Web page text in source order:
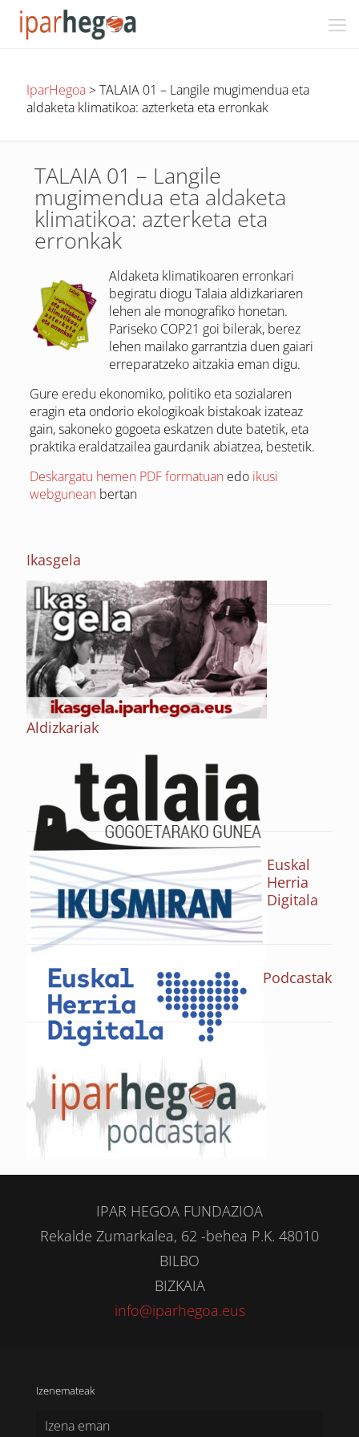
IparHegoa>TALAIA 01 – Langile mugimendua eta
aldaketa klimatikoa: azterketa eta erronkak
TALAIA 01 – Langile
mugimendua eta aldaketa
klimatikoa: azterketa eta
erronkak
Aldaketa klimatikoaren erronkari
begiratu diogu Talaia aldizkariaren
lehen ale monografiko honetan.
Pariseko COP21 goi bilerak, berez
lehen mailako garrantzia duen gaiari
erreparatzeko aitzakia eman digu.
Gure eredu ekonomiko, politiko eta sozialaren
eragin eta ondorio ekologikoak bistakoak izateaz
gain, sakoneko gogoeta eskatzen dute batetik, eta
praktika eraldatzailea gaurdanik abiatzea, bestetik.
Deskargatu hemen PDF formatuan edo ikusi
webguneanbertan
Ikasgela
Aldizkariak
Euskal
Herria
Digitala
Podcastak
IPAR HEGOA FUNDAZIOA
Rekalde Zumarkalea, 62 -behea P.K. 48010
BILBO
BIZKAIA
info@iparhegoa.eus
Izenemateak
Izena eman